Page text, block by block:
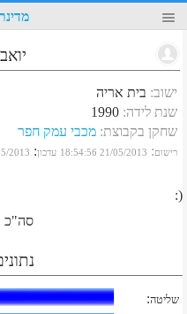
ישוב: בית אריה
שנת לידה:
1990
שחקן בקבוצת: מכבי עמק חפר
רישום:
21/05/2013 18:54:56 עדכון:
18:55:22
(:
סה"כ
שליטה: